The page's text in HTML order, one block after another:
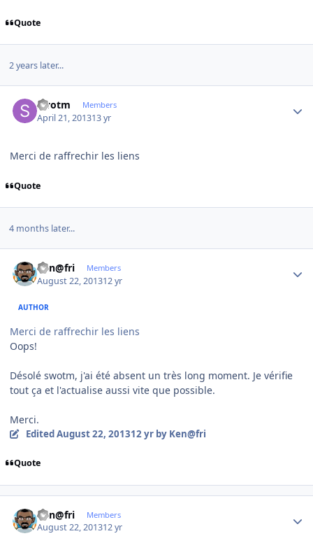
Quote
2 years later...
swotm Members
April 21, 201313 yr
Merci de raffrechir les liens
Quote
4 months later...
Ken@fri Members
August 22, 201312 yr
AUTHOR
Merci de raffrechir les liens
Oops!
Désolé swotm, j'ai été absent un très long moment. Je vérifie
tout ça et l'actualise aussi vite que possible.
Merci.
EditedAugust 22, 201312 yrby Ken@fri
Quote
Ken@fri Members
August 22, 201312 yr